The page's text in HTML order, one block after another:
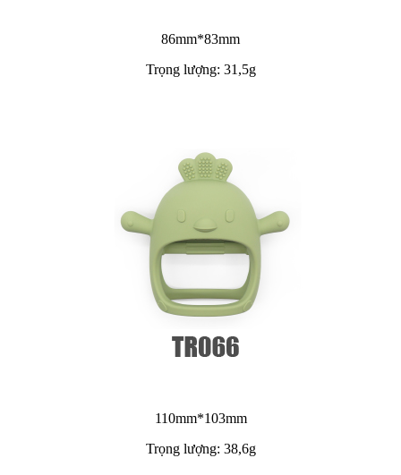
86mm*83mm
Trọng lượng: 31,5g
110mm*103mm
Trọng lượng: 38,6g